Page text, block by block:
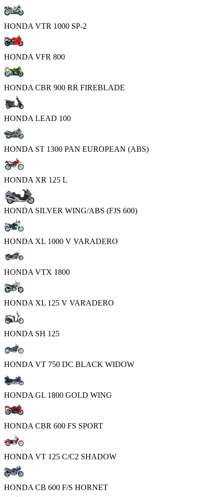
HONDA VTR 1000 SP-2
HONDA VFR 800
HONDA CBR 900 RR FIREBLADE
HONDA LEAD 100
HONDA ST 1300 PAN EUROPEAN (ABS)
HONDA XR 125 L
HONDA SILVER WING/ABS (FJS 600)
HONDA XL 1000 V VARADERO
HONDA VTX 1800
HONDA XL 125 V VARADERO
HONDA SH 125
HONDA VT 750 DC BLACK WIDOW
HONDA GL 1800 GOLD WING
HONDA CBR 600 FS SPORT
HONDA VT 125 C/C2 SHADOW
HONDA CB 600 F/S HORNET